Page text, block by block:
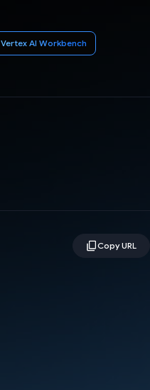
Vertex AI Workbench